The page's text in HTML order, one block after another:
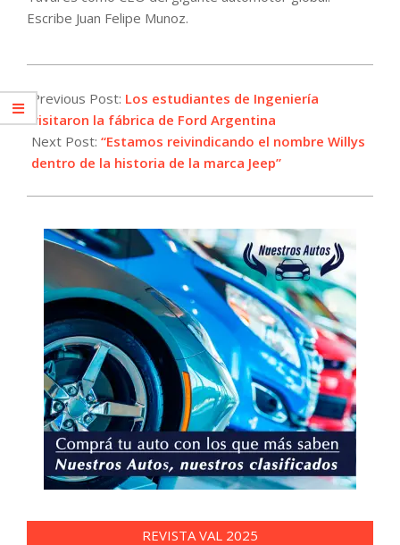
Escribe Juan Felipe Munoz.
05-
29
Previous Post: Los estudiantes de Ingeniería
visitaron la fábrica de Ford Argentina
Next Post: “Estamos reivindicando el nombre Willys
dentro de la historia de la marca Jeep”
REVISTA VAL 2025